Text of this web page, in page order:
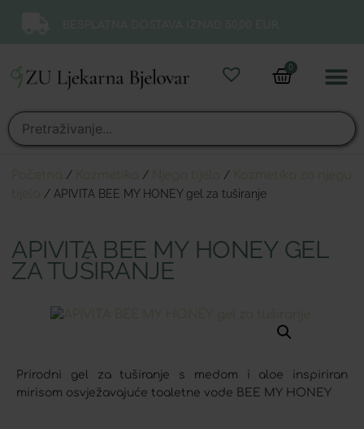
0
/ / /
/ APIVITA BEE MY HONEY gel za tuširanje
APIVITA BEE MY HONEY GEL
ZA TUŠIRANJE
Prirodni gel za tuširanje s medom i aloe inspiriran
mirisom osvježavajuće toaletne vode BEE MY HONEY